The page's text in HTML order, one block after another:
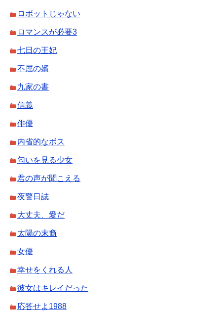
ロボットじゃない
ロマンスが必要3
七日の王妃
不屈の婿
九家の書
信義
俳優
内省的なボス
匂いを見る少女
君の声が聞こえる
夜警日誌
大丈夫、愛だ
太陽の末裔
女優
幸せをくれる人
彼女はキレイだった
応答せよ1988